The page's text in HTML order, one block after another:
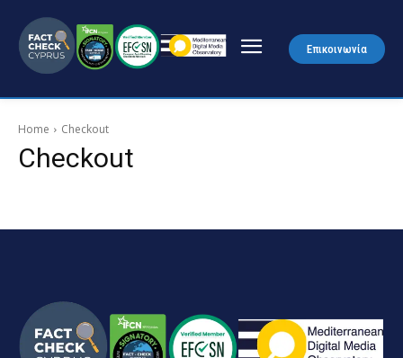
Επικοινωνία
Home Checkout
Checkout